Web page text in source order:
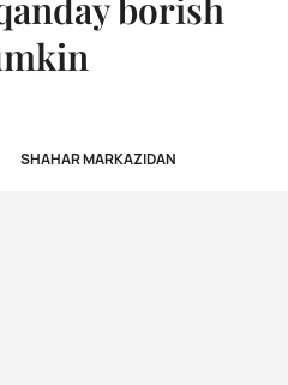
borish
SHAHAR MARKAZIDAN